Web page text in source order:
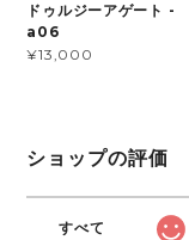
ドゥルジーアゲート -
a06
¥13,000
ショップの評価
すべて